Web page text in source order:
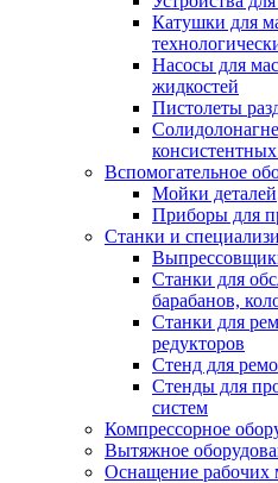
Катушки для
Насосы для
жидкостей
Пистолеты
Вспомогательное
Мойки деталей
Приборы для
Станки и
Станки для
барабанов,
Станки для
редукторов
Стенд для
Стенды для
систем
Компрессорное
Вытяжное
Оснащение рабочих